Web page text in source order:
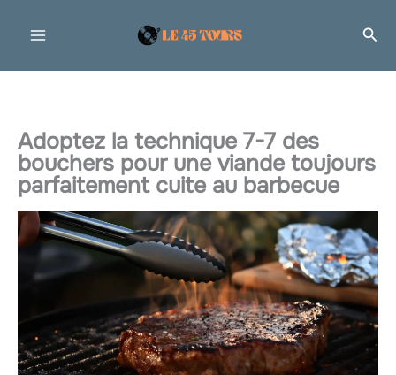
Adoptez la technique 7-7 des
bouchers pour une viande toujours
parfaitement cuite au barbecue